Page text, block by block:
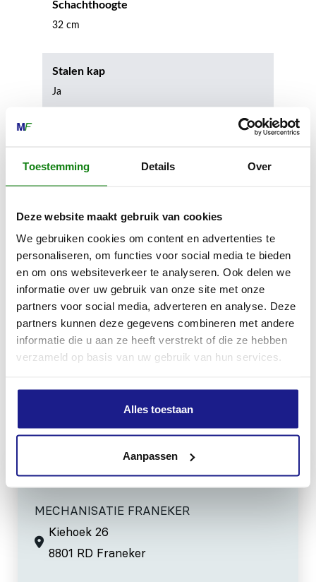
Toestemming Details Over
Deze website maakt gebruik van cookies
We gebruiken cookies om content en advertenties te
personaliseren, om functies voor social media te bieden
en om ons websiteverkeer te analyseren. Ook delen we
informatie over uw gebruik van onze site met onze
partners voor social media, adverteren en analyse. Deze
partners kunnen deze gegevens combineren met andere
informatie die u aan ze heeft verstrekt of die ze hebben
verzameld op basis van uw gebruik van hun services.
Alles toestaan
Aanpassen
Schachthoogte
32 cm
Stalen kap
Ja
Geschikt voor stijgijzers
Nee
Snijbeschermingsklasse
3
Inhoud door
MECHANISATIE FRANEKER
Kiehoek 26
8801 RD Franeker